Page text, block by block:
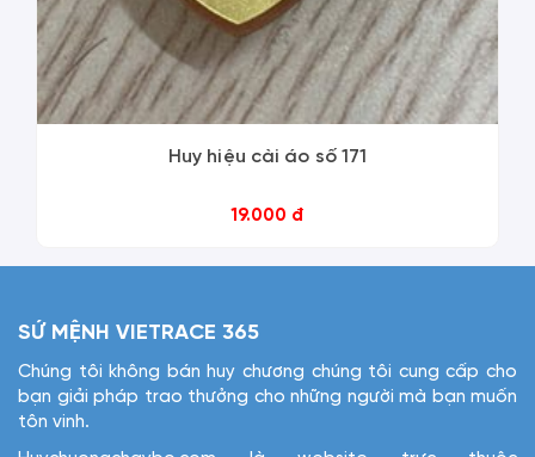
Huy hiệu cài áo số 171
19.000 đ
SỨ MỆNH VIETRACE 365
Chúng tôi không bán huy chương chúng tôi cung cấp cho
bạn giải pháp trao thưởng cho những người mà bạn muốn
tôn vinh.